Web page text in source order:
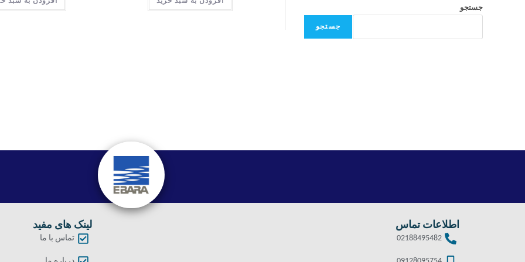
جستجو
جستجو
اطلاعات تماس
02188495482
لینک های مفید
تماس با ما